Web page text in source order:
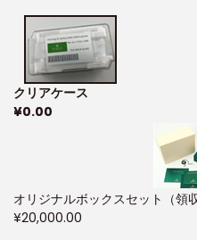
クリアケース
¥0.00
オリジナルボックスセット（領
¥20,000.00